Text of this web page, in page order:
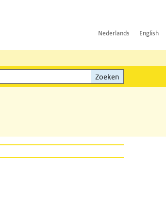
Nederlands English
Zoeken